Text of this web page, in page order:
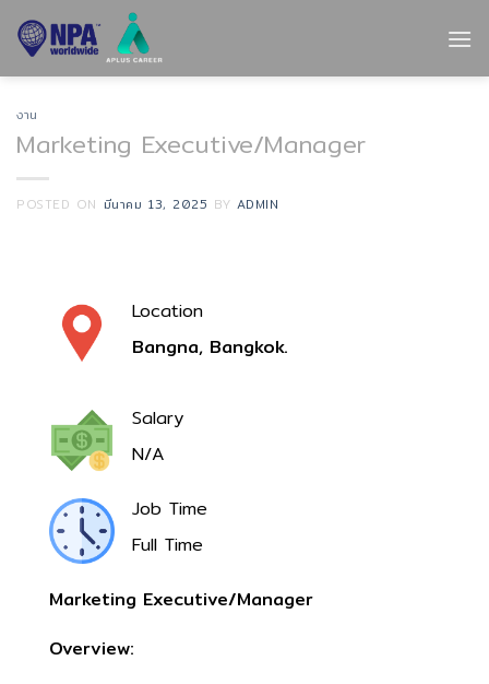
Skip
งาน
Marketing Executive/Manager
POSTED ON มีนาคม 13, 2025 BY ADMIN
Location
Bangna, Bangkok.
Salary
N/A
Job Time
Full Time
Marketing Executive/Manager
Overview: